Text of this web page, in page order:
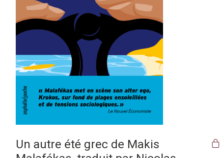
Un autre été grec de Makis